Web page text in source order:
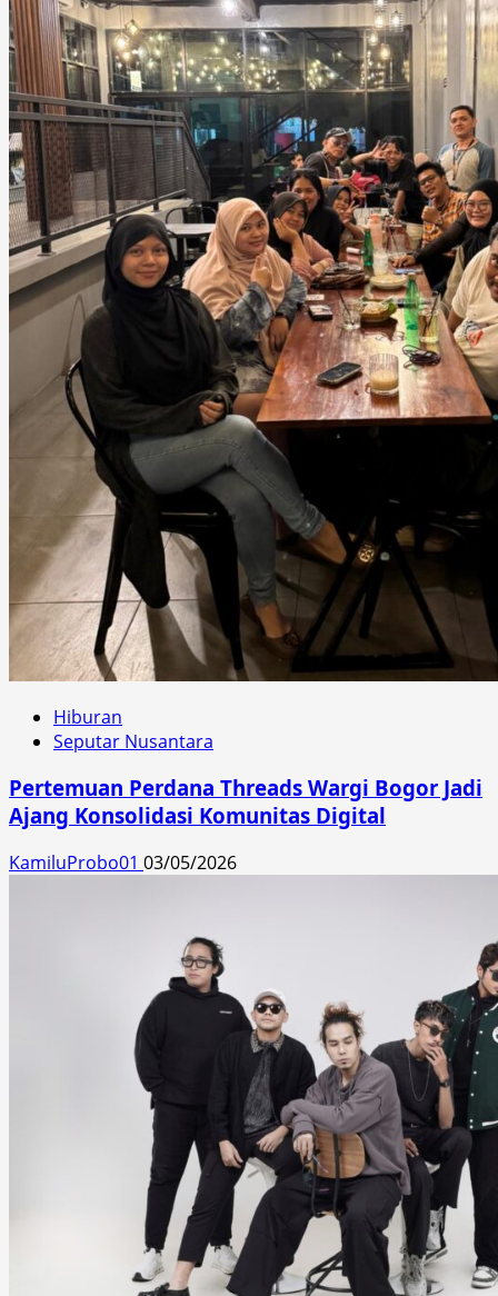
Hiburan
Seputar Nusantara
Pertemuan Perdana Threads Wargi Bogor Jadi
Ajang Konsolidasi Komunitas Digital
KamiluProbo01 03/05/2026